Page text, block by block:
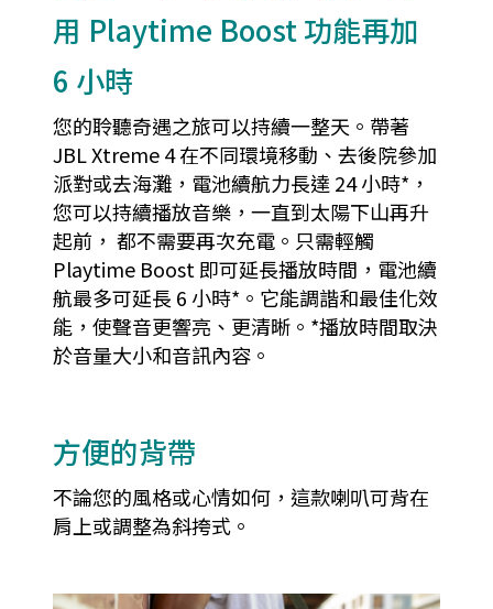
用 Playtime Boost 功能再加
6 小時
您的聆聽奇遇之旅可以持續一整天。帶著
JBL Xtreme 4 在不同環境移動、去後院參加
派對或去海灘，電池續航力長達 24 小時*，
您可以持續播放音樂，一直到太陽下山再升
起前， 都不需要再次充電。只需輕觸
Playtime Boost 即可延長播放時間，電池續
航最多可延長 6 小時*。它能調諧和最佳化效
能，使聲音更響亮、更清晰。*播放時間取決
於音量大小和音訊內容。
方便的背帶
不論您的風格或心情如何，這款喇叭可背在
肩上或調整為斜挎式。